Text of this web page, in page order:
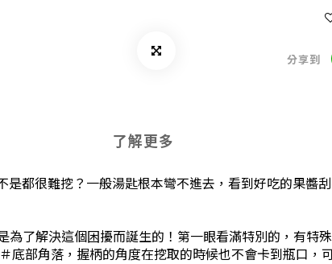
分享到
了解更多
都很難挖？一般湯匙根本彎不進去，看到好吃的果醬
為了解決這個困擾而誕生的！第一眼看滿特別的，有特
底部角落，握柄的角度在挖取的時候也不會卡到瓶口